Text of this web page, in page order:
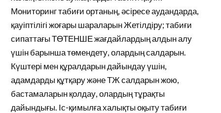
Мониторинг табиғи ортаның, әсіресе аудандарда,
қауіптілігі жоғары шараларын Жетілдіру; табиғи
сипаттағы ТӨТЕНШЕ жағдайлардың алдын алу
үшін барынша төмендету, олардың салдарын.
Күштері мен құралдарын дайындау үшін,
адамдарды құтқару және ТЖ салдарын жою,
бастамаларын қолдау, олардың тұрақты
дайындығы. Іс-қимылға халықты оқыту табиғи